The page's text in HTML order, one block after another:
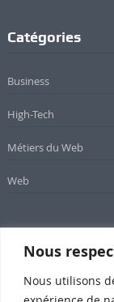
Nous
Nous utilisons
Catégories
Business
High-Tech
Métiers du Web
Web
Newsletter
Inscrivez-vous à